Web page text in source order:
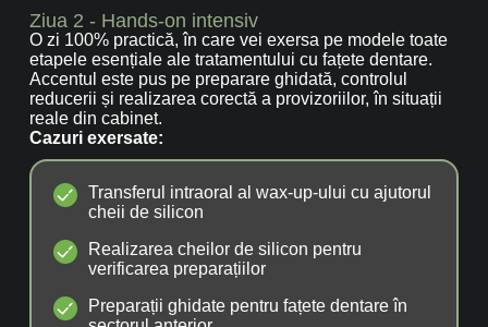
Ziua 2 - Hands-on intensiv
O zi 100% practică, în care vei exersa pe modele toate
etapele esențiale ale tratamentului cu fațete dentare.
Accentul este pus pe preparare ghidată, controlul
reducerii și realizarea corectă a provizoriilor, în situații
reale din cabinet.
Cazuri exersate:
Transferul intraoral al wax-up-ului cu ajutorul
cheii de silicon
Realizarea cheilor de silicon pentru
verificarea preparațiilor
Preparații ghidate pentru fațete dentare în